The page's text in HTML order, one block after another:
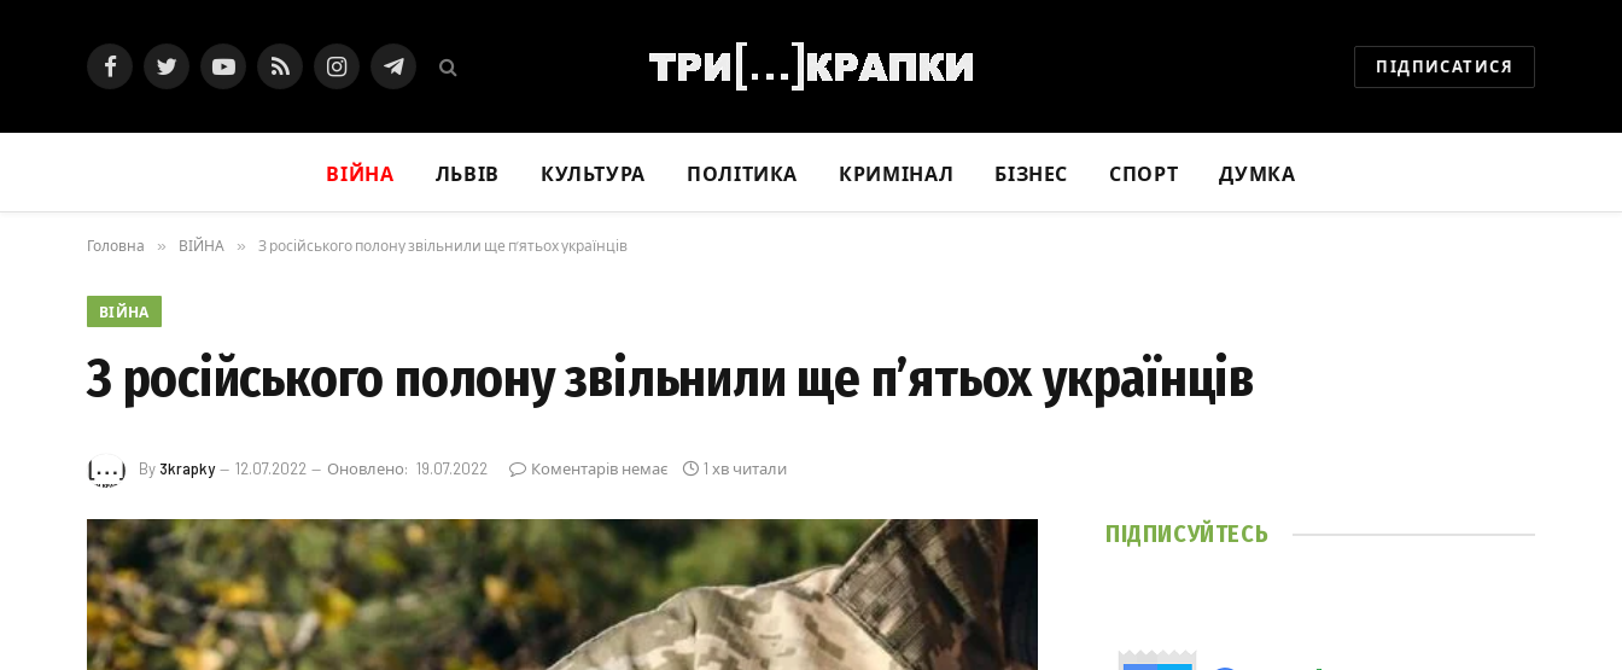
FacebookTwitterYouTubeRSS InstagramTelegram ПІДПИСАТИСЯ
ВІЙНА ЛЬВІВ КУЛЬТУРА ПОЛІТИКА КРИМІНАЛ БІЗНЕС СПОРТ ДУМКА
Головна » ВІЙНА » З російського полону звільнили ще п’ятьох українців
ВІЙНА
З російського полону звільнили ще п’ятьох українців
By 3krapky 12.07.2022 Оновлено: 19.07.2022 Коментарів немає 1 хв читали
ПІДПИСУЙТЕСЬ